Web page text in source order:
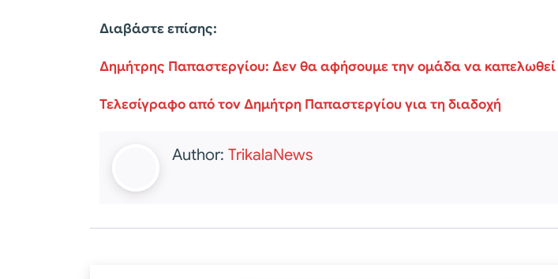
Διαβάστε επίσης:
Δημήτρης Παπαστεργίου: Δεν θα αφήσουμε την ομάδα να καπελωθεί
Τελεσίγραφο από τον Δημήτρη Παπαστεργίου για τη διαδοχή
Author: TrikalaNews